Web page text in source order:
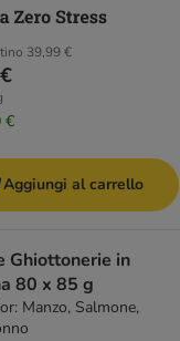
39,99 €
€
Aggiungi al carrello
Ghiottonerie in
80 x 85 g
Manzo, Salmone,